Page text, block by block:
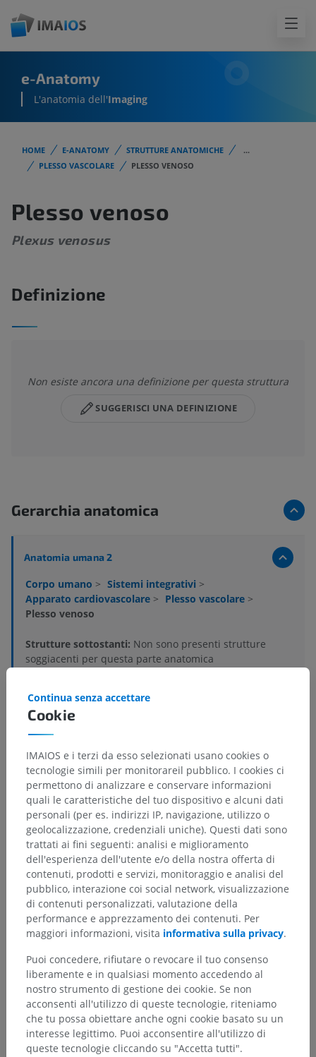
e-Anatomy
L'anatomia dell'Imaging
HOME E-ANATOMY STRUTTURE ANATOMICHE
...
PLESSO VASCOLARE
PLESSO VENOSO
Plesso venoso
Plexus venosus
Definizione
Non esiste ancora una definizione per questa struttura
SUGGERISCI UNA DEFINIZIONE
Gerarchia anatomica
Anatomia umana 2
Corpo umano > Sistemi integrativi >
Apparato cardiovascolare > Plesso vascolare >
Plesso venoso
Strutture sottostanti: Non sono presenti strutture
soggiacenti per questa parte anatomica
Anatomia umana 1
Traduzioni
Hai notato un errore?
Non esitare a suggerire una correzione, traduzione o
un miglioramento dei contenuti.
Segnala un problema
SCARICA L'APP
Cookie
Continua senza accettare
IMAIOS e i terzi da esso selezionati usano cookies o
tecnologie simili per monitorareil pubblico. I cookies ci
permettono di analizzare e conservare informazioni
quali le caratteristiche del tuo dispositivo e alcuni dati
personali (per es. indirizzi IP, navigazione, utilizzo o
geolocalizzazione, credenziali uniche). Questi dati sono
trattati ai fini seguenti: analisi e miglioramento
dell'esperienza dell'utente e/o della nostra offerta di
contenuti, prodotti e servizi, monitoraggio e analisi del
pubblico, interazione coi social network, visualizzazione
di contenuti personalizzati, valutazione della
performance e apprezzamento dei contenuti. Per
maggiori informazioni, visita informativa sulla privacy.
Puoi concedere, rifiutare o revocare il tuo consenso
liberamente e in qualsiasi momento accedendo al
nostro strumento di gestione dei cookie. Se non
acconsenti all'utilizzo di queste tecnologie, riteniamo
che tu possa obiettare anche ogni cookie basato su un
interesse legittimo. Puoi acconsentire all'utilizzo di
queste tecnologie cliccando su "Accetta tutti".